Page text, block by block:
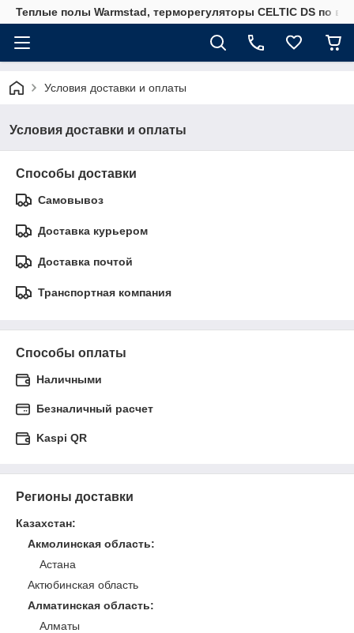
Теплые полы Warmstad, терморегуляторы CELTIC DS по
Условия доставки и оплаты
Условия доставки и оплаты
Способы доставки
Самовывоз
Доставка курьером
Доставка почтой
Транспортная компания
Способы оплаты
Наличными
Безналичный расчет
Kaspi QR
Регионы доставки
Казахстан:
Акмолинская область:
Астана
Актюбинская область
Алматинская область:
Алматы